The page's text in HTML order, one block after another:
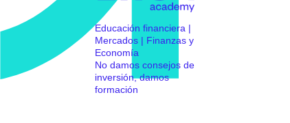
Educación financiera |
Mercados | Finanzas y
Economía
No damos consejos de
inversión, damos
formación